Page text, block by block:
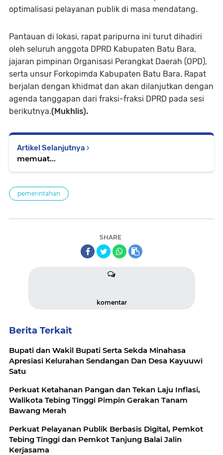
optimalisasi pelayanan publik di masa mendatang.
Pantauan di lokasi, rapat paripurna ini turut dihadiri
oleh seluruh anggota DPRD Kabupaten Batu Bara,
jajaran pimpinan Organisasi Perangkat Daerah (OPD),
serta unsur Forkopimda Kabupaten Batu Bara. Rapat
berjalan dengan khidmat dan akan dilanjutkan dengan
agenda tanggapan dari fraksi-fraksi DPRD pada sesi
berikutnya.(Mukhlis).
Artikel Selanjutnya
memuat...
pemerintahan
SHARE
komentar
Berita Terkait
Bupati dan Wakil Bupati Serta Sekda Minahasa
Apresiasi Kelurahan Sendangan Dan Desa Kayuuwi
Satu
Perkuat Ketahanan Pangan dan Tekan Laju Inflasi,
Walikota Tebing Tinggi Pimpin Gerakan Tanam
Bawang Merah
Perkuat Pelayanan Publik Berbasis Digital, Pemkot
Tebing Tinggi dan Pemkot Tanjung Balai Jalin
Kerjasama